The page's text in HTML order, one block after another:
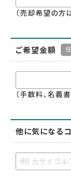
（売却希望の方
ご希望金額
（手数料、名義
他に気になる